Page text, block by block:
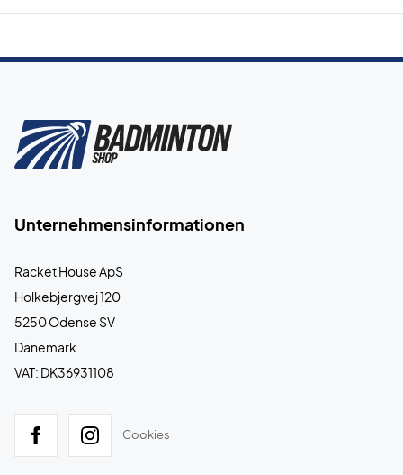
Unternehmensinformationen
Racket House ApS
Holkebjergvej 120
5250 Odense SV
Dänemark
VAT: DK36931108
Cookies